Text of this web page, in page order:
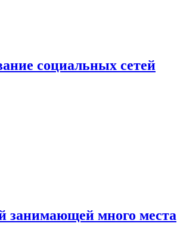
социальных сетей
занимающей много места